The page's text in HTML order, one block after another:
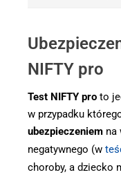
NIFTY pro
Test NIFTY pro to
w przypadku
ubezpieczeniem na
negatywnego (w
choroby, a dziecko